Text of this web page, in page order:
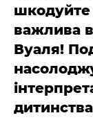
шкодуйте
важлива в
Вуаля!